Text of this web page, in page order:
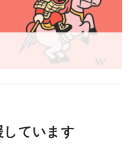
保証する選抜コミュニテ
の輩出に努めています。
しています